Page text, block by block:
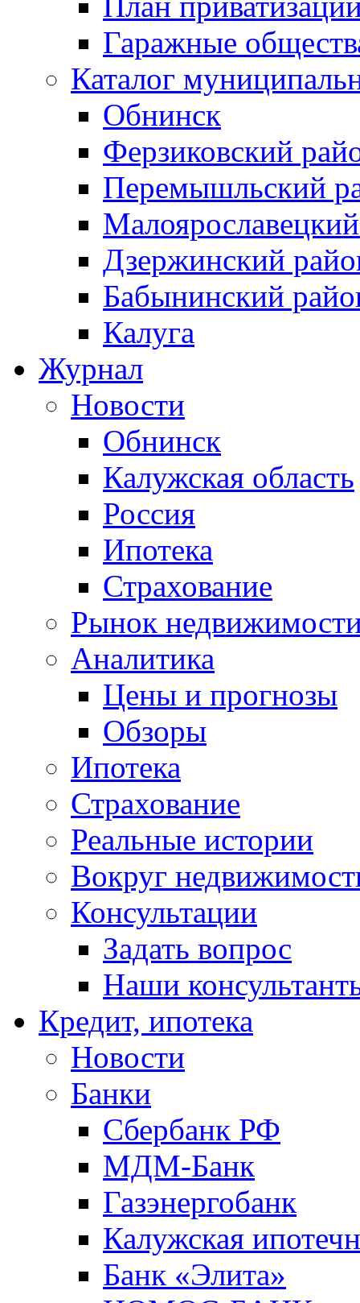
Гаражные
Каталог
Обнинск
Ферзиковский
Перемышльский
Дзержинский
Бабынинский
Калуга
Журнал
Новости
Обнинск
Калужская область
Россия
Ипотека
Страхование
Рынок
Аналитика
Цены и прогнозы
Обзоры
Ипотека
Страхование
Реальные истории
Вокруг
Консультации
Задать вопрос
Наши
Кредит, ипотека
Новости
Банки
Сбербанк РФ
МДМ-Банк
Газэнергобанк
Калужская
Банк «Элита»